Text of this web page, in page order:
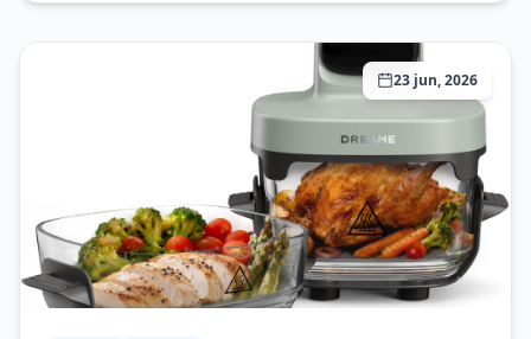
23 jun, 2026